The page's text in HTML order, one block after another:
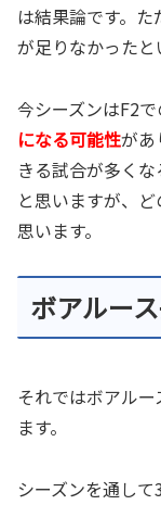
は結果論です。
が足りなかったと
今シーズンはF2で
になる可能性があ
きる試合が多く
と思いますが、
思います。
ボアルー
それではボアル
ます。
シーズンを通し